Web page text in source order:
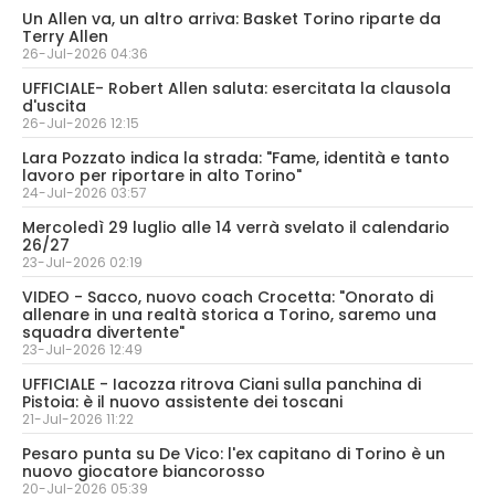
Un Allen va, un altro arriva: Basket Torino riparte da
Terry Allen
26-Jul-2026 04:36
UFFICIALE- Robert Allen saluta: esercitata la clausola
d'uscita
26-Jul-2026 12:15
Lara Pozzato indica la strada: "Fame, identità e tanto
lavoro per riportare in alto Torino"
24-Jul-2026 03:57
Mercoledì 29 luglio alle 14 verrà svelato il calendario
26/27
23-Jul-2026 02:19
VIDEO - Sacco, nuovo coach Crocetta: "Onorato di
allenare in una realtà storica a Torino, saremo una
squadra divertente"
23-Jul-2026 12:49
UFFICIALE - Iacozza ritrova Ciani sulla panchina di
Pistoia: è il nuovo assistente dei toscani
21-Jul-2026 11:22
Pesaro punta su De Vico: l'ex capitano di Torino è un
nuovo giocatore biancorosso
20-Jul-2026 05:39